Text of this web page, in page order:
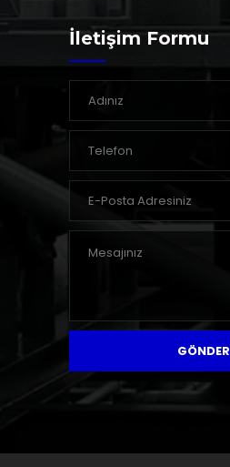
İletişim Formu
GÖNDER